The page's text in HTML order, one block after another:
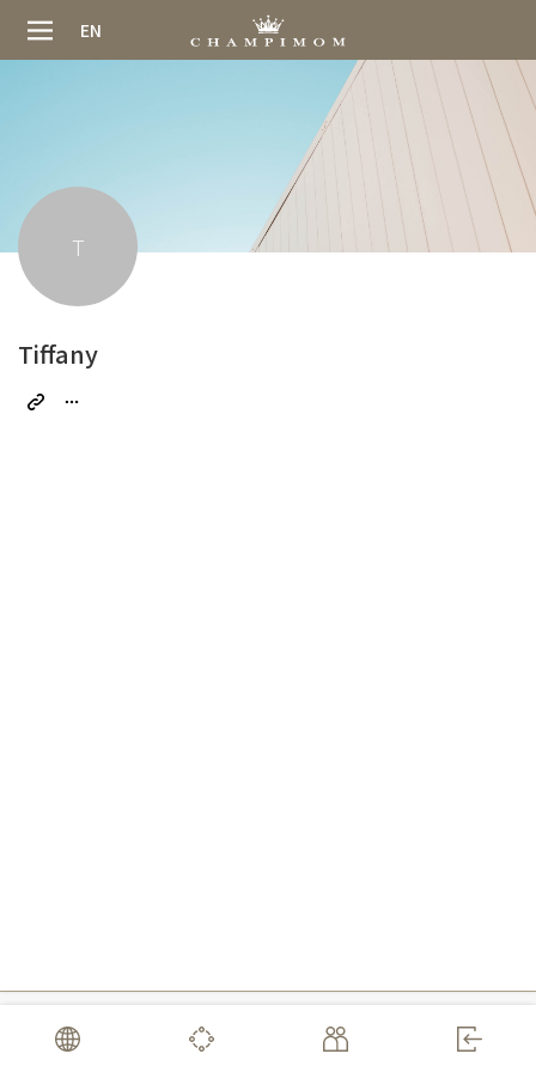
EN
T
Tiffany